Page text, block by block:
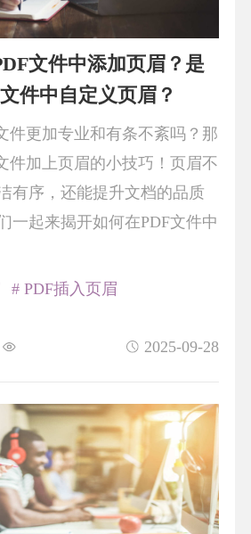
文件中添加页眉？是
件中自定义页眉？
件更加专业和有条不紊吗？那
件加上页眉的小技巧！页眉不
有序，还能提升文档的品质
一起来揭开如何在PDF文件中
2025-09-28
# PDF插入页眉